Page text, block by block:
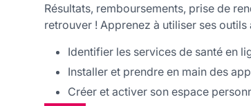
Résultats, remboursements, prise de
retrouver ! Apprenez à utiliser ses
Identifier les services de santé en
Installer et prendre en main des
Créer et activer son espace